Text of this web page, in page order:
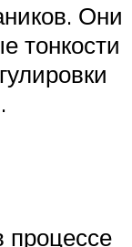
Они
тонкости
процессе